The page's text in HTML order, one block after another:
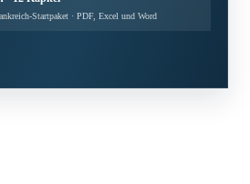
Startpaket · PDF, Excel und Word